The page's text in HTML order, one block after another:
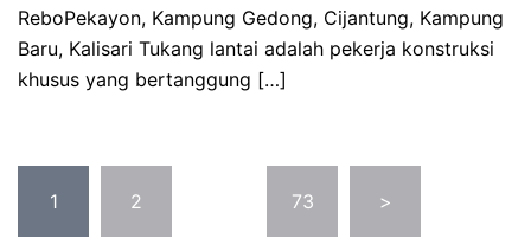
ReboPekayon, Kampung Gedong, Cijantung, Kampung
Baru, Kalisari Tukang lantai adalah pekerja konstruksi
khusus yang bertanggung […]
pagination
1 2 73 >